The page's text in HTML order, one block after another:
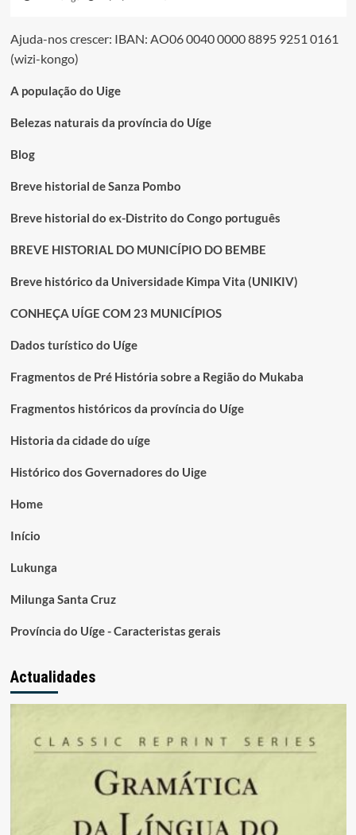
Ajuda-nos crescer: IBAN: AO06 0040 0000 8895 9251 0161
(wizi-kongo)
A população do Uige
Belezas naturais da província do Uíge
Blog
Breve historial de Sanza Pombo
Breve historial do ex-Distrito do Congo português
BREVE HISTORIAL DO MUNICÍPIO DO BEMBE
Breve histórico da Universidade Kimpa Vita (UNIKIV)
CONHEÇA UÍGE COM 23 MUNICÍPIOS
Dados turístico do Uíge
Fragmentos de Pré História sobre a Região do Mukaba
Fragmentos históricos da província do Uíge
Historia da cidade do uíge
Histórico dos Governadores do Uige
Home
Início
Lukunga
Milunga Santa Cruz
Província do Uíge - Caracteristas gerais
Actualidades